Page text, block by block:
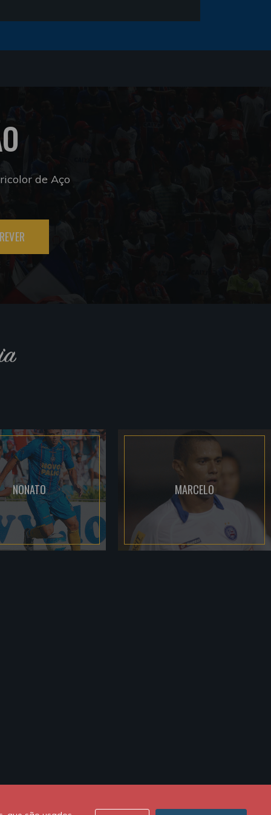
de Aço
NONATO MARCELO